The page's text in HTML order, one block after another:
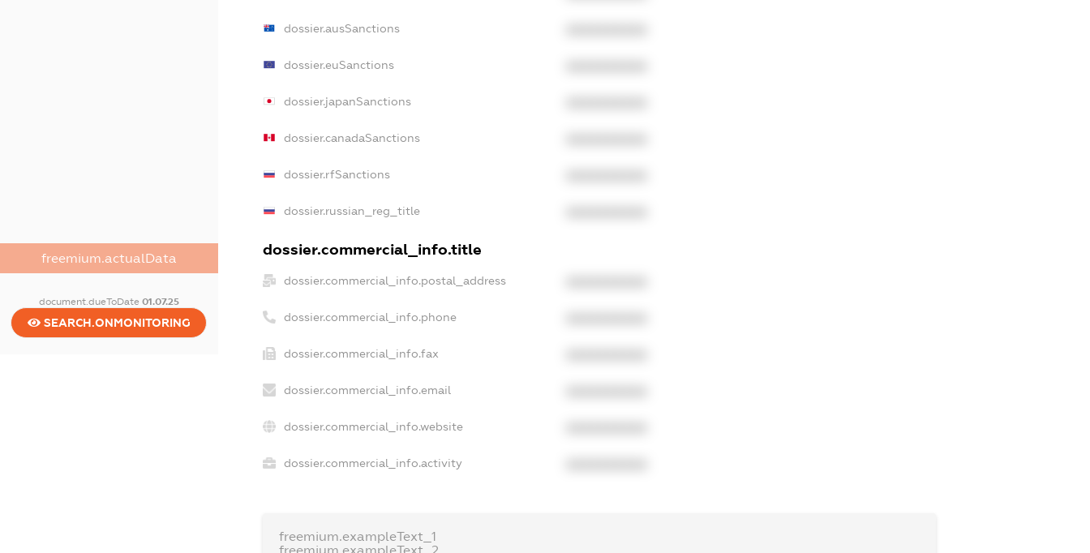
freemium.actualData
document.dueToDate 01.07.25
SEARCH.ONMONITORING
dossier.ausSanctions
dossier.euSanctions
dossier.japanSanctions
dossier.canadaSanctions
dossier.rfSanctions
dossier.russian_reg_title
dossier.commercial_info.title
dossier.commercial_info.postal_address
dossier.commercial_info.phone
dossier.commercial_info.fax
dossier.commercial_info.email
dossier.commercial_info.website
dossier.commercial_info.activity
freemium.exampleText_1
freemium.exampleText_2